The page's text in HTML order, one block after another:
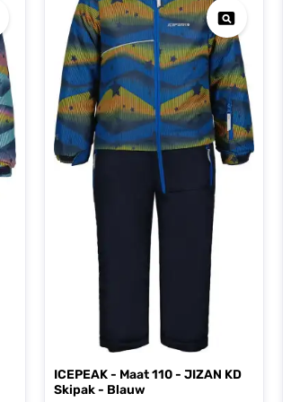
ICEPEAK - Maat 110 - JIZAN KD
Skipak - Blauw